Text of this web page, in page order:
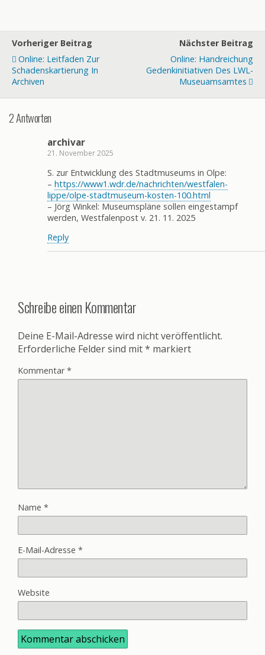
Vorheriger Beitrag
Online: Leitfaden Zur
Schadenskartierung In
Archiven
Nächster Beitrag
Online: Handreichung
Gedenkinitiativen Des LWL-
Museuamsamtes
2 Antworten
archivar
21. November 2025
S. zur Entwicklung des Stadtmuseums in Olpe:
– https://www1.wdr.de/nachrichten/westfalen-
lippe/olpe-stadtmuseum-kosten-100.html
– Jörg Winkel: Museumspläne sollen eingestampf
werden, Westfalenpost v. 21. 11. 2025
Reply
Schreibe einen Kommentar
Deine E-Mail-Adresse wird nicht veröffentlicht.
Erforderliche Felder sind mit* markiert
Kommentar*
Name *
E-Mail-Adresse *
Website